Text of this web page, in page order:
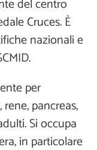
del centro
Cruces. È
nazionali e
per
pancreas,
Si occupa
in particolare